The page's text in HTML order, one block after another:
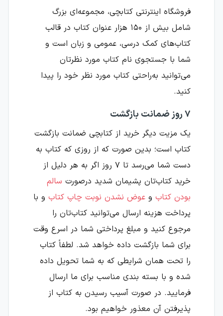
فروشگاه اینترنتی کتابچی، مجموعه‌ای بزرگ
شامل بیش از ۱۵۰ هزار عنوان کتاب در قالب
کتاب‌های کمک درسی، عمومی و زبان است و
شما با جستجوی نام کتاب مورد نظرتان
می‌توانید به‌راحتی کتاب مورد نظر خود را پیدا
کنید.
۷ روز ضمانت بازگشت
یک مزیت دیگر خرید از کتابچی ضمانت بازگشت
کتاب است؛ بدین صورت که از روزی که کتاب به
دست شما می‌رسد تا ۷ روز اگر به هر دلیل از
خرید کتاب‌تان پشیمان شدید درصورت سالم
بودن کتاب و عوض نشدن نوبت چاپ کتاب و با
پرداخت هزینه ارسال می‌توانید کتاب‌تان را
مرجوع کنید و مبلغ پرداختی شما در اسرع وقت
برای شما بازگشت داده خواهد شد. لطفاً کتاب
را تحت همان شرایطی که به شما تحویل داده
شده و با بسته بندی مناسب برای ما ارسال
فرمایید. در صورت آسیب رسیدن به کتاب از
پذیرفتن آن معذور خواهیم بود.